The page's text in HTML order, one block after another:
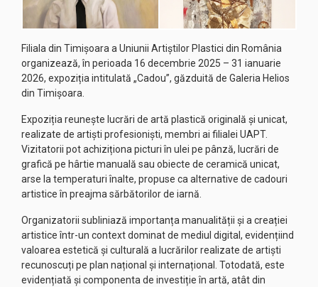
Filiala din Timișoara a Uniunii Artiștilor Plastici din România
organizează, în perioada 16 decembrie 2025 – 31 ianuarie
2026, expoziția intitulată „Cadou”, găzduită de Galeria Helios
din Timișoara.
Expoziția reunește lucrări de artă plastică originală și unicat,
realizate de artiști profesioniști, membri ai filialei UAPT.
Vizitatorii pot achiziționa picturi în ulei pe pânză, lucrări de
grafică pe hârtie manuală sau obiecte de ceramică unicat,
arse la temperaturi înalte, propuse ca alternative de cadouri
artistice în preajma sărbătorilor de iarnă.
Organizatorii subliniază importanța manualității și a creației
artistice într-un context dominat de mediul digital, evidențiind
valoarea estetică și culturală a lucrărilor realizate de artiști
recunoscuți pe plan național și internațional. Totodată, este
evidențiată și componenta de investiție în artă, atât din